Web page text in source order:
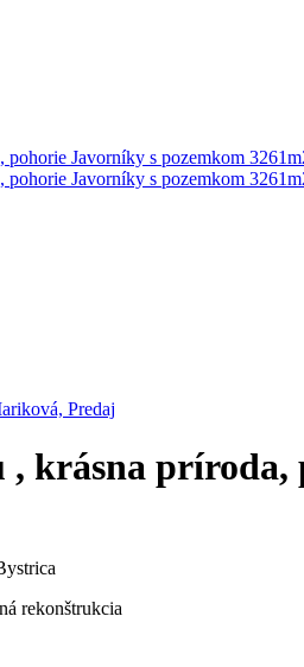
Predaj
, krásna
rekonštrukcia